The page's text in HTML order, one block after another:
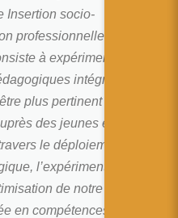
Insertion socio-
professionnelle des
à expérimenter
intégrant le
plus pertinent dans
des jeunes en
le déploiement
l’expérimentation
de notre parc
en compétences des